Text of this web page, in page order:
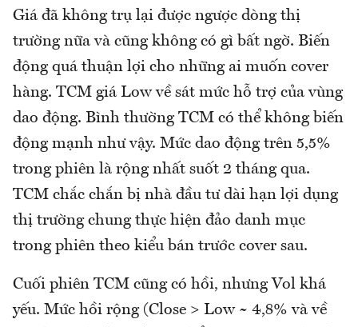
Giá đã không trụ lại được ngược dòng thị
trường nữa và cũng không có gì bất ngờ. Biến
động quá thuận lợi cho những ai muốn cover
hàng. TCM giá Low về sát mức hỗ trợ của vùng
dao động. Bình thường TCM có thể không biến
động mạnh như vậy. Mức dao động trên 5,5%
trong phiên là rộng nhất suốt 2 tháng qua.
TCM chắc chắn bị nhà đầu tư dài hạn lợi dụng
thị trường chung thực hiện đảo danh mục
trong phiên theo kiểu bán trước cover sau.
Cuối phiên TCM cũng có hồi, nhưng Vol khá
yếu. Mức hồi rộng (Close > Low ~ 4,8% và về